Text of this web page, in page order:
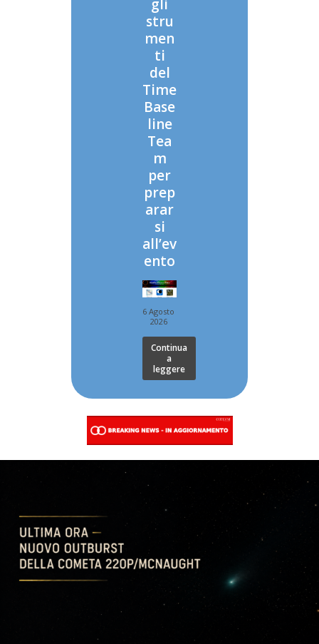
gli
stru
men
ti
del
Time
Base
line
Tea
m
per
prep
arar
si
all’ev
ento
6 Agosto
2026
Continua
a
leggere